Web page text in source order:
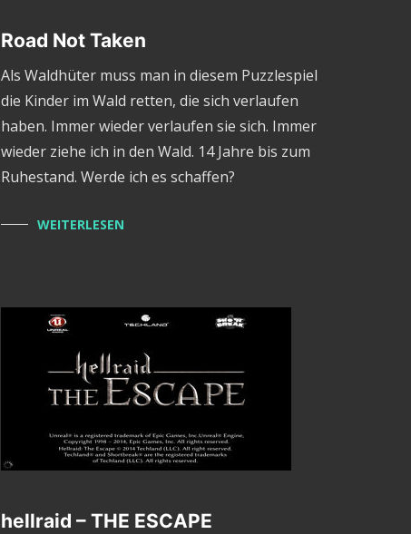
Road Not Taken
Als Waldhüter muss man in diesem Puzzlespiel
die Kinder im Wald retten, die sich verlaufen
haben. Immer wieder verlaufen sie sich. Immer
wieder ziehe ich in den Wald. 14 Jahre bis zum
Ruhestand. Werde ich es schaffen?
WEITERLESEN
hellraid – THE ESCAPE